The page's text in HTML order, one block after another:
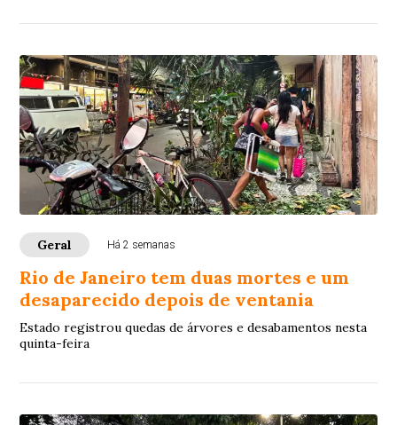
Geral Há 2 semanas
Rio de Janeiro tem duas mortes e um
desaparecido depois de ventania
Estado registrou quedas de árvores e desabamentos nesta
quinta-feira